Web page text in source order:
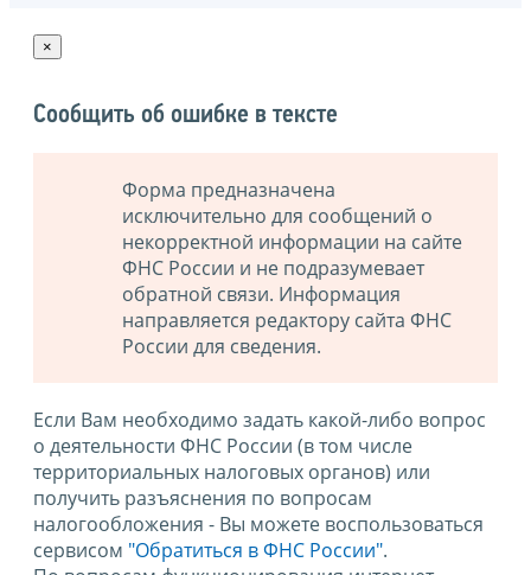
×
Сообщить об ошибке в тексте
Форма предназначена
исключительно для сообщений о
некорректной информации на сайте
ФНС России и не подразумевает
обратной связи. Информация
направляется редактору сайта ФНС
России для сведения.
Если Вам необходимо задать какой-либо вопрос
о деятельности ФНС России (в том числе
территориальных налоговых органов) или
получить разъяснения по вопросам
налогообложения - Вы можете воспользоваться
сервисом "Обратиться в ФНС России".